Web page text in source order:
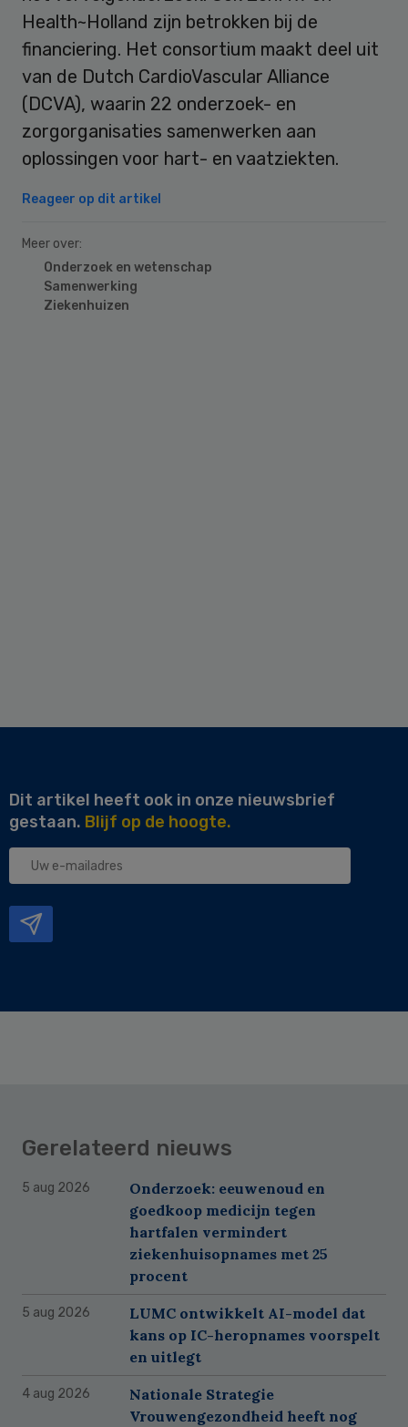
Health~Holland zijn betrokken bij de
financiering. Het consortium maakt deel uit
van de Dutch CardioVascular Alliance
(DCVA), waarin 22 onderzoek- en
zorgorganisaties samenwerken aan
oplossingen voor hart- en vaatziekten.
Reageer op dit artikel
Meer over:
Onderzoek en wetenschap
Samenwerking
Ziekenhuizen
Dit artikel heeft ook in onze nieuwsbrief
gestaan. Blijf op de hoogte.
Uw
Gerelateerd nieuws
5 aug 2026
Onderzoek: eeuwenoud en
goedkoop medicijn tegen
hartfalen vermindert
ziekenhuisopnames met 25
procent
5 aug 2026
LUMC ontwikkelt AI-model dat
kans op IC-heropnames voorspelt
en uitlegt
4 aug 2026
Nationale Strategie
Vrouwengezondheid heeft nog